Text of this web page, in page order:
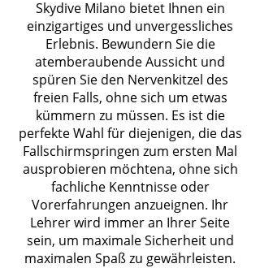
Skydive Milano bietet Ihnen ein
einzigartiges und unvergessliches
Erlebnis. Bewundern Sie die
atemberaubende Aussicht und
spüren Sie den Nervenkitzel des
freien Falls, ohne sich um etwas
kümmern zu müssen. Es ist die
perfekte Wahl für diejenigen, die das
Fallschirmspringen zum ersten Mal
ausprobieren möchtena, ohne sich
fachliche Kenntnisse oder
Vorerfahrungen anzueignen. Ihr
Lehrer wird immer an Ihrer Seite
sein, um maximale Sicherheit und
maximalen Spaß zu gewährleisten.